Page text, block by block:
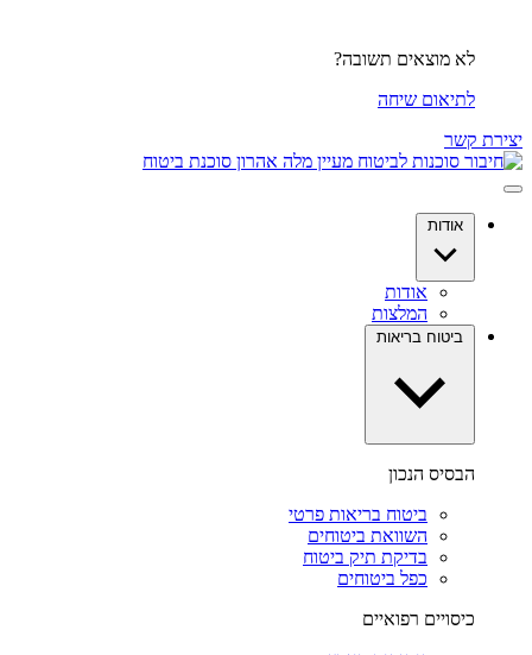
לא מוצאים תשובה?
לתיאום שיחה
יצירת קשר
אודות
אודות
המלצות
ביטוח בריאות
הבסיס הנכון
ביטוח בריאות פרטי
השוואת ביטוחים
בדיקת תיק ביטוח
כפל ביטוחים
כיסויים רפואיים